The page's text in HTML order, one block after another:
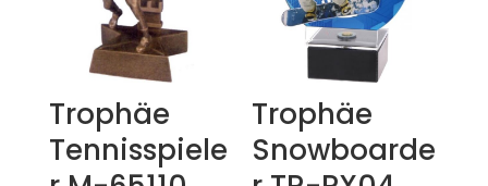
Trophäe
Tennisspiele
Trophäe
Snowboarde